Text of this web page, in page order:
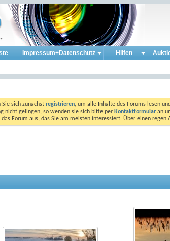
Impressum+Datenschutz Hilfen
sich zunächst registrieren, um alle Inhalte des Forums lesen
nicht gelingen, so wenden sie sich bitte per Kontaktformular an
Forum aus, das Sie am meisten interessiert. Über einen